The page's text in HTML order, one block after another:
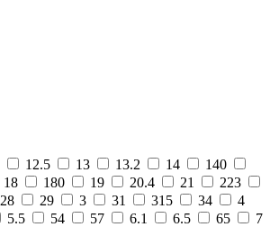
12.5 13 13.2 14
140
18 180 19 20.4 21
223
28 29 3 31 315 34
4
5.5 54 57 6.1 6.5 65
7